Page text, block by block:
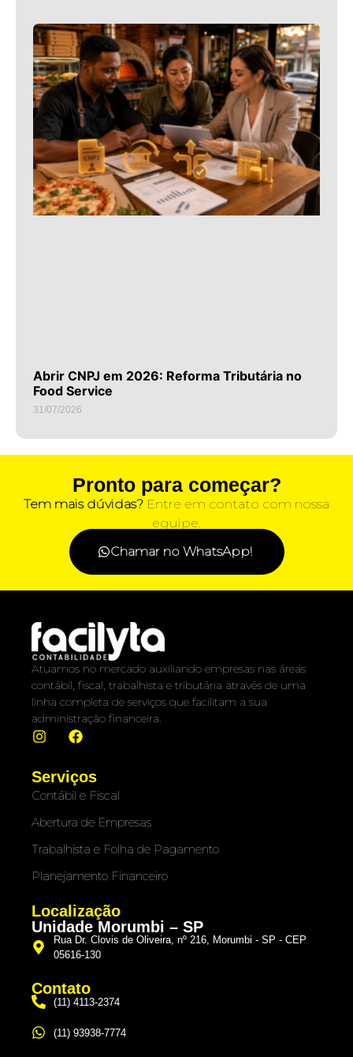
Abrir CNPJ em 2026: Reforma Tributária no
Food Service
31/07/2026
Pronto para começar?
Tem mais dúvidas? Entre em contato com nossa
equipe.
Chamar no WhatsApp!
Atuamos no mercado auxiliando empresas nas áreas
contábil, fiscal, trabalhista e tributária através de uma
linha completa de serviços que facilitam a sua
administração financeira.
Serviços
Contábil e Fiscal
Abertura de Empresas
Trabalhista e Folha de Pagamento
Planejamento Financeiro
Localização
Unidade Morumbi – SP
Rua Dr. Clovis de Oliveira, nº 216, Morumbi - SP - CEP
05616-130
Contato
(11) 4113-2374
(11) 93938-7774